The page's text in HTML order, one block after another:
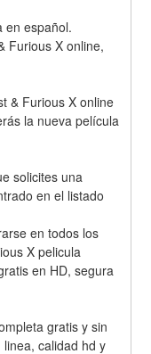
en español.
Furious X online,
& Furious X online
la nueva película
solicites una
en el listado
en todos los
X pelicula
en HD, segura
gratis y sin
calidad hd y